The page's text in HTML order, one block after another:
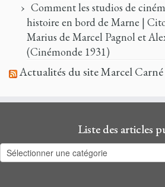
Comment les studios de
histoire en bord de Marne |
Marius de Marcel Pagnol et
(Cinémonde 1931)
Actualités du site Marcel Carné
Liste des articles
Liste
des